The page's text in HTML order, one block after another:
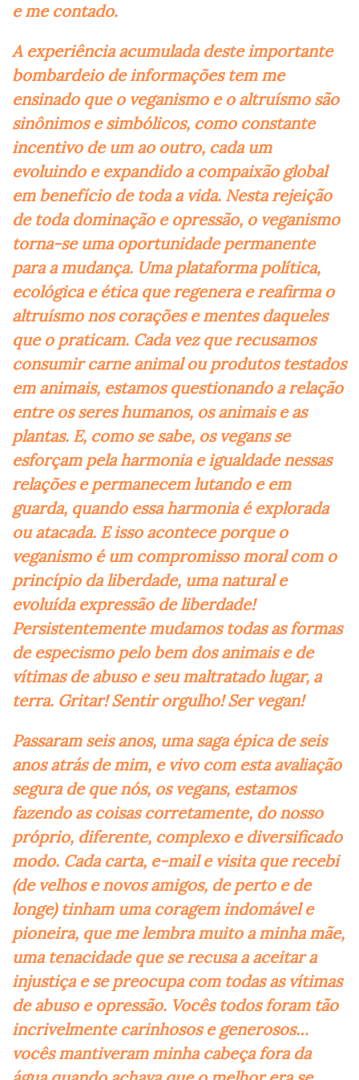
e me contado.
A experiência acumulada deste importante
bombardeio de informações tem me
ensinado que o veganismo e o altruísmo são
sinônimos e simbólicos, como constante
incentivo de um ao outro, cada um
evoluindo e expandido a compaixão global
em benefício de toda a vida. Nesta rejeição
de toda dominação e opressão, o veganismo
torna-se uma oportunidade permanente
para a mudança. Uma plataforma política,
ecológica e ética que regenera e reafirma o
altruísmo nos corações e mentes daqueles
que o praticam. Cada vez que recusamos
consumir carne animal ou produtos testados
em animais, estamos questionando a relação
entre os seres humanos, os animais e as
plantas. E, como se sabe, os vegans se
esforçam pela harmonia e igualdade nessas
relações e permanecem lutando e em
guarda, quando essa harmonia é explorada
ou atacada. E isso acontece porque o
veganismo é um compromisso moral com o
princípio da liberdade, uma natural e
evoluída expressão de liberdade!
Persistentemente mudamos todas as formas
de especismo pelo bem dos animais e de
vítimas de abuso e seu maltratado lugar, a
terra. Gritar! Sentir orgulho! Ser vegan!
Passaram seis anos, uma saga épica de seis
anos atrás de mim, e vivo com esta avaliação
segura de que nós, os vegans, estamos
fazendo as coisas corretamente, do nosso
próprio, diferente, complexo e diversificado
modo. Cada carta, e-mail e visita que recebi
(de velhos e novos amigos, de perto e de
longe) tinham uma coragem indomável e
pioneira, que me lembra muito a minha mãe,
uma tenacidade que se recusa a aceitar a
injustiça e se preocupa com todas as vítimas
de abuso e opressão. Vocês todos foram tão
incrivelmente carinhosos e generosos…
vocês mantiveram minha cabeça fora da